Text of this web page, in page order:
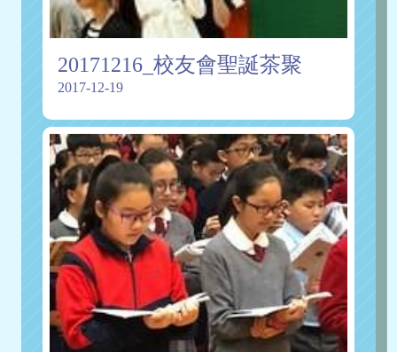
20171216_校友會聖誕茶聚
2017-12-19